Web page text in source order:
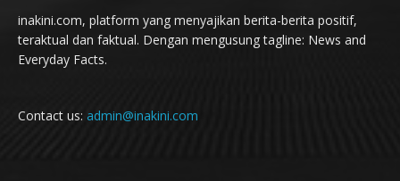
inakini.com, platform yang menyajikan berita-berita positif,
teraktual dan faktual. Dengan mengusung tagline: News and
Everyday Facts.
Contact us: admin@inakini.com